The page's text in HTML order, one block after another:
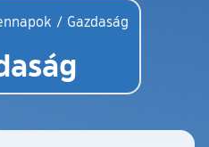
/ Gazdaság